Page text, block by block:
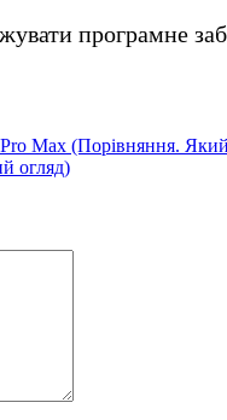
програмне
Max (Порівняння.
огляд)